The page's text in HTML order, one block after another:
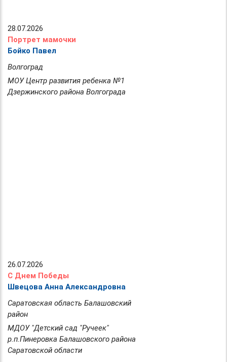
28.07.2026
Портрет мамочки
Бойко Павел
Волгоград
МОУ Центр развития ребенка №1
Дзержинского района Волгограда
26.07.2026
С Днем Победы
Швецова Анна Александровна
Саратовская область Балашовский
район
МДОУ "Детский сад "Ручеек"
р.п.Пинеровка Балашовского района
Саратовской области